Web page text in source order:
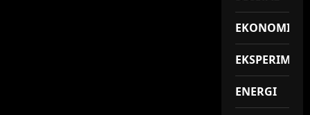
EKONOMI
EKSPERIMEN
ENERGI